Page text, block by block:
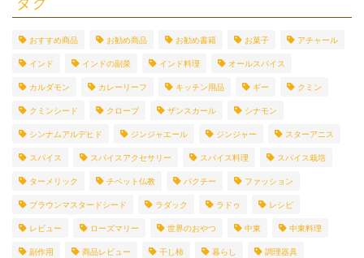
おすすめ商品 お勧め商品 お勧め書籍 お菓子 アチャール
インド インドの副菜 インド料理 オールスパイス
カルダモン カレーリーフ キッチン用品 ギー クミン
クミンシード クローブ ザンスカール シナモン
シンナムアルデヒド ジンジャエール ジンジャー スターアニス
スパイス スパイスアクセサリー スパイス料理 スパイス栽培
ターメリック チベット仏教 パクチー ファッション
ブラウンマスタードシード ラダック ラドゥ レシピ
レビュー ローズマリー 世界のおやつ 中東 中東料理
副作用 商品レビュー 干し柿 暮らし 調理器具